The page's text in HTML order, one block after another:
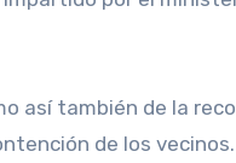
así también de la
de los vecinos.